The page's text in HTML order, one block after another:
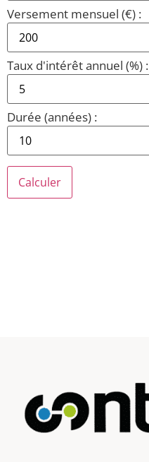
Versement mensuel (€) :
Taux d'intérêt annuel (%) :
Durée (années) :
Calculer